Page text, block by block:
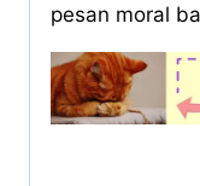
pesan moral